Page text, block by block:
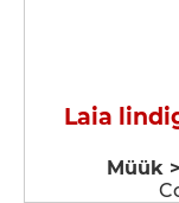
Laia
Müük